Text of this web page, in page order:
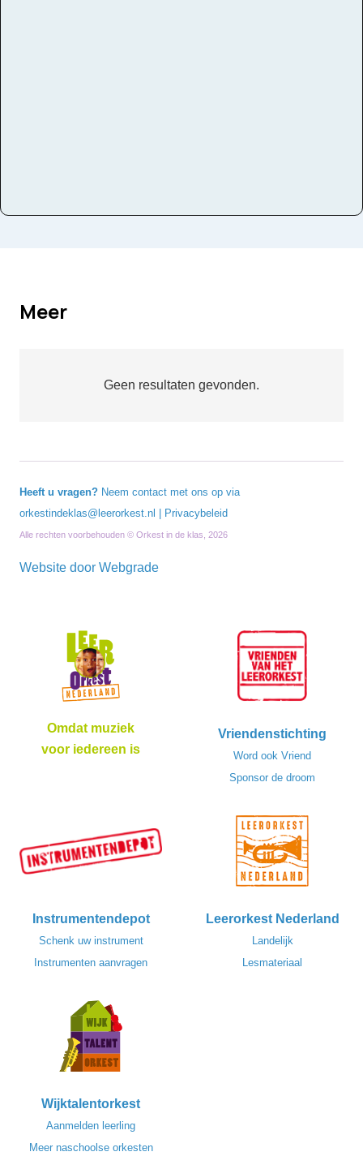
Meer
Geen resultaten gevonden.
Omdat muziek
voor iedereen is
Vriendenstichting
Word ook Vriend
Sponsor de droom
Instrumentendepot
Schenk uw instrument
Instrumenten aanvragen
Leerorkest Nederland
Landelijk
Lesmateriaal
Wijktalentorkest
Aanmelden leerling
Meer naschoolse orkesten
Heeft u vragen? Neem contact met ons op via
orkestindeklas@leerorkest.nl
Privacybeleid
Alle rechten voorbehouden © Orkest in de klas, 2026
Website door Webgrade